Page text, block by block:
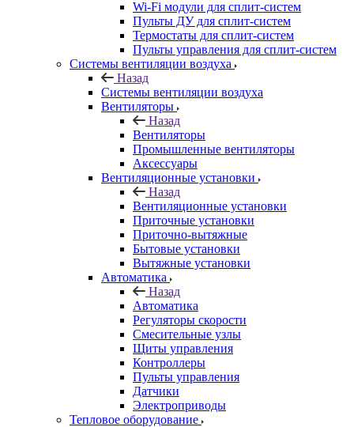
Wi-Fi модули для сплит-систем
Пульты ДУ для сплит-систем
Термостаты для сплит-систем
Пульты управления для сплит-систем
Системы вентиляции воздуха
Назад
Системы вентиляции воздуха
Вентиляторы
Назад
Вентиляторы
Промышленные вентиляторы
Аксессуары
Вентиляционные установки
Назад
Вентиляционные установки
Приточные установки
Приточно-вытяжные
Бытовые установки
Вытяжные установки
Автоматика
Назад
Автоматика
Регуляторы скорости
Смесительные узлы
Щиты управления
Контроллеры
Пульты управления
Датчики
Электроприводы
Тепловое оборудование